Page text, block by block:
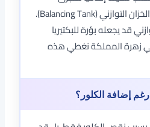
تصريف المياه (Gutter) والخزان التوازني (Balancing Tank).
قد يجعله بؤرة للبكتيريا
في زهرة المملكة نغطي هذه
رغم إضافة الكلور؟